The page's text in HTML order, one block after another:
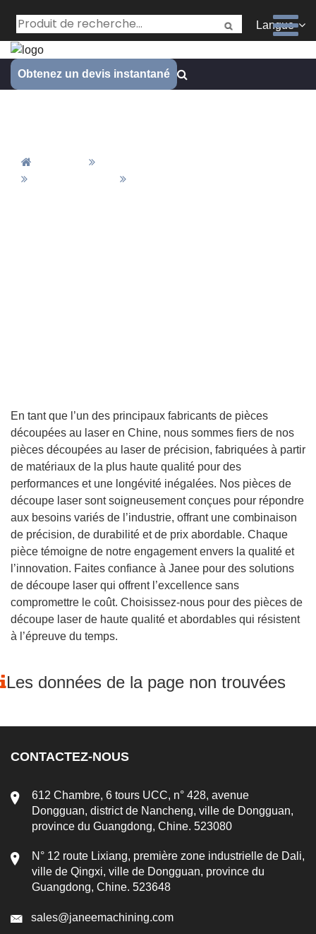
Langue
Obtenez un devis instantané
En tant que l’un des principaux fabricants de pièces
découpées au laser en Chine, nous sommes fiers de nos
pièces découpées au laser de précision, fabriquées à partir
de matériaux de la plus haute qualité pour des
performances et une longévité inégalées. Nos pièces de
découpe laser sont soigneusement conçues pour répondre
aux besoins variés de l’industrie, offrant une combinaison
de précision, de durabilité et de prix abordable. Chaque
pièce témoigne de notre engagement envers la qualité et
l’innovation. Faites confiance à Janee pour des solutions
de découpe laser qui offrent l’excellence sans
compromettre le coût. Choisissez-nous pour des pièces de
découpe laser de haute qualité et abordables qui résistent
à l’épreuve du temps.
Les données de la page non trouvées
CONTACTEZ-NOUS
612 Chambre, 6 tours UCC, n° 428, avenue
Dongguan, district de Nancheng, ville de Dongguan,
province du Guangdong, Chine. 523080
N° 12 route Lixiang, première zone industrielle de Dali,
ville de Qingxi, ville de Dongguan, province du
Guangdong, Chine. 523648
sales@janeemachining.com